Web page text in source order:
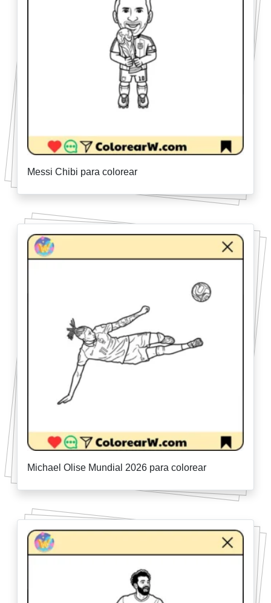
Messi Chibi para colorear
Michael Olise Mundial 2026 para colorear